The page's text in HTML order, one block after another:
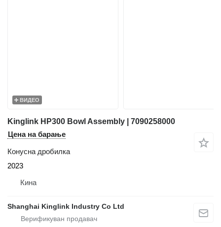
ВИДЕО
Kinglink HP300 Bowl Assembly | 7090258000
Цена на барање
Конусна дробилка
2023
Кина
Shanghai Kinglink Industry Co Ltd